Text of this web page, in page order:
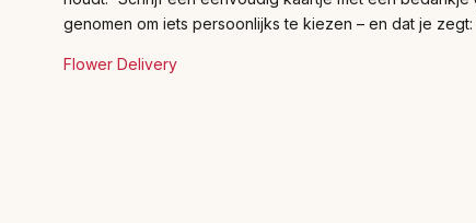
genomen om iets persoonlijks te kiezen – en dat je zegt:
Flower Delivery